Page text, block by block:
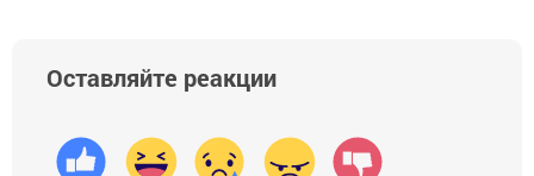
Оставляйте реакции